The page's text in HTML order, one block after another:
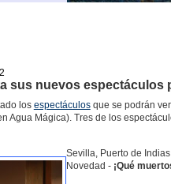
sus nuevos espectáculos
los espectáculosque se podrán
Agua Mágica). Tres de los
Sevilla, Puerto de
Novedad - ¡Qué